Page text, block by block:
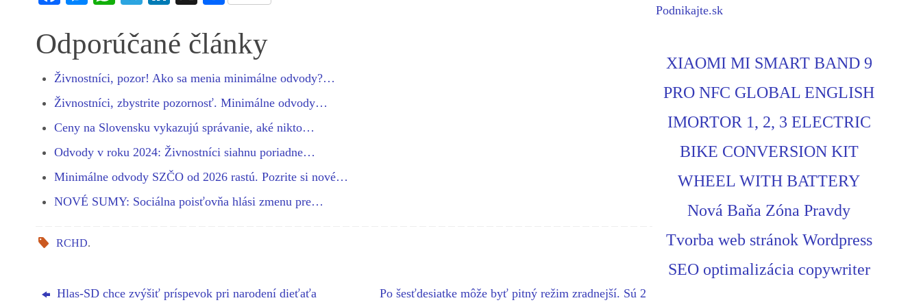
bo
ok
se
ng
er
ts
A
pp
gr
a
m
ed
In
re
Odporúčané články
Živnostníci, pozor! Ako sa menia minimálne odvody?…
Živnostníci, zbystrite pozornosť. Minimálne odvody…
Ceny na Slovensku vykazujú správanie, aké nikto…
Odvody v roku 2024: Živnostníci siahnu poriadne…
Minimálne odvody SZČO od 2026 rastú. Pozrite si nové…
NOVÉ SUMY: Sociálna poisťovňa hlási zmenu pre…
RCHD.
Hlas-SD chce zvýšiť príspevok pri narodení dieťaťa Po šesťdesiatke môže byť pitný režim zradnejší. Sú 2
Podnikajte.sk
XIAOMI MI SMART BAND 9
PRO NFC GLOBAL ENGLISH
IMORTOR 1, 2, 3 ELECTRIC
BIKE CONVERSION KIT
WHEEL WITH BATTERY
Nová Baňa Zóna Pravdy
Tvorba web stránok Wordpress
SEO optimalizácia copywriter